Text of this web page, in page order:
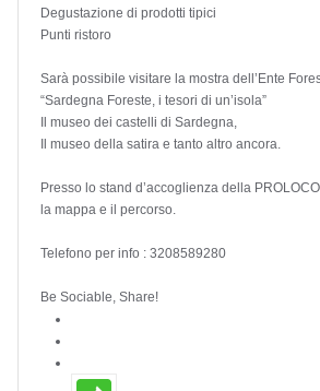
Degustazione di prodotti tipici
Punti ristoro
Sarà possibile visitare la mostra dell’Ente
“Sardegna Foreste, i tesori di un’isola”
Il museo dei castelli di Sardegna,
Il museo della satira e tanto altro ancora.
Presso lo stand d’accoglienza della
la mappa e il percorso.
Telefono per info : 3208589280
Be Sociable, Share!